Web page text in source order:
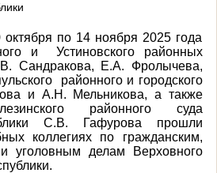
по 14 ноября 2025 года
и Устиновского районных
Сандракова, Е.А. Фролычева,
районного и городского
и А.Н. Мельникова, а также
районного суда
С.В. Гафурова прошли
коллегиях по гражданским,
уголовным делам Верховного